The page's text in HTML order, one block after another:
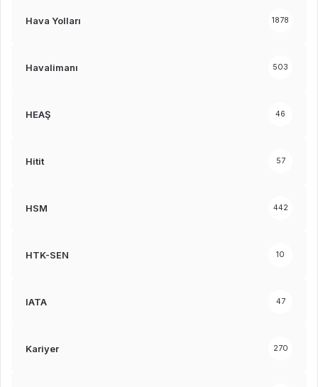
Hava Yolları 1878
Havalimanı 503
HEAŞ 46
Hitit 57
HSM 442
HTK-SEN 10
IATA 47
Kariyer 270